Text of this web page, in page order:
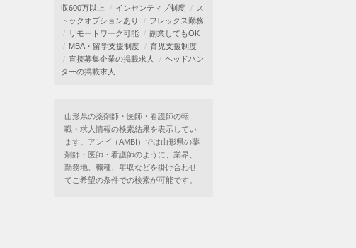
収600万以上
インセンティブ制度
ス
トックオプションあり
フレックス勤務
リモートワーク可能
副業してもOK
MBA・留学支援制度
育児支援制度
直接募集企業の掲載求人
ヘッドハン
ターの掲載求人
山形県の薬剤師・医師・看護師の転
職・求人情報の検索結果を表示してい
ます。アンビ（AMBI）では山形県の薬
剤師・医師・看護師のように、業界、
勤務地、職種、年収などを掛け合わせ
てご希望の条件での検索が可能です。